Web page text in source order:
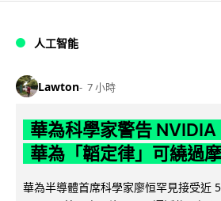
人工智能
Lawton 7 小時
華為科學家警告
華為「韜定律」可繞過
華為半導體首席科學家廖恒罕見接受近